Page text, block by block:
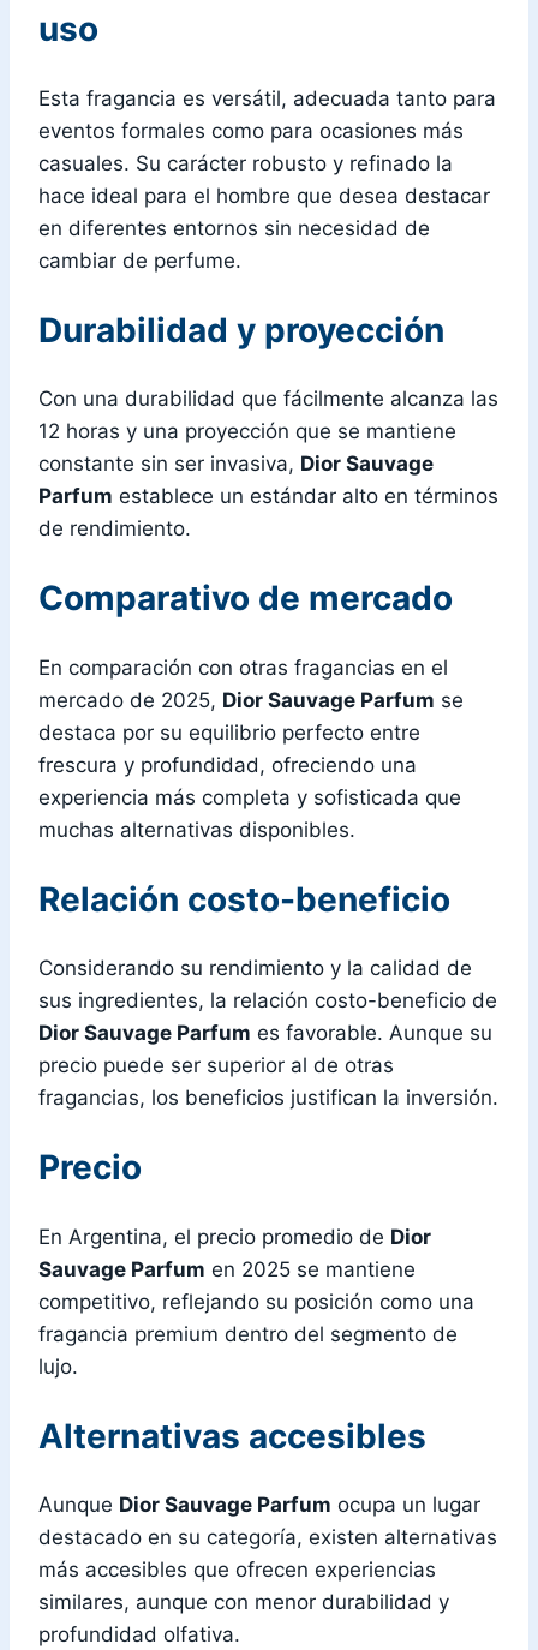
uso
Esta fragancia es versátil, adecuada tanto para
eventos formales como para ocasiones más
casuales. Su carácter robusto y refinado la
hace ideal para el hombre que desea destacar
en diferentes entornos sin necesidad de
cambiar de perfume.
Durabilidad y proyección
Con una durabilidad que fácilmente alcanza las
12 horas y una proyección que se mantiene
constante sin ser invasiva, Dior Sauvage
Parfum establece un estándar alto en términos
de rendimiento.
Comparativo de mercado
En comparación con otras fragancias en el
mercado de 2025, Dior Sauvage Parfum se
destaca por su equilibrio perfecto entre
frescura y profundidad, ofreciendo una
experiencia más completa y sofisticada que
muchas alternativas disponibles.
Relación costo-beneficio
Considerando su rendimiento y la calidad de
sus ingredientes, la relación costo-beneficio de
Dior Sauvage Parfum es favorable. Aunque su
precio puede ser superior al de otras
fragancias, los beneficios justifican la inversión.
Precio
En Argentina, el precio promedio de Dior
Sauvage Parfum en 2025 se mantiene
competitivo, reflejando su posición como una
fragancia premium dentro del segmento de
lujo.
Alternativas accesibles
Aunque Dior Sauvage Parfum ocupa un lugar
destacado en su categoría, existen alternativas
más accesibles que ofrecen experiencias
similares, aunque con menor durabilidad y
profundidad olfativa.